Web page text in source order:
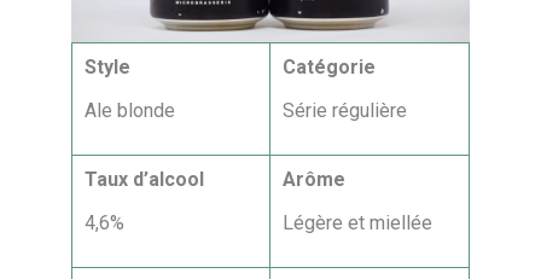
Style
Ale blonde
Catégorie
Série régulière
Taux d’alcool
4,6%
Arôme
Légère et miellée